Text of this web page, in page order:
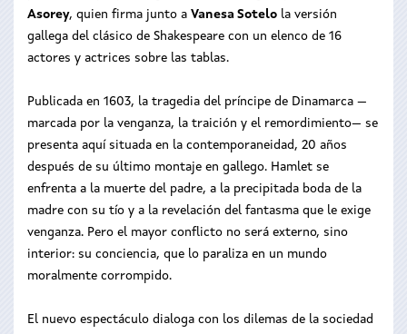
Asorey, quien firma junto a Vanesa Sotelo la versión
gallega del clásico de Shakespeare con un elenco de 16
actores y actrices sobre las tablas.
Publicada en 1603, la tragedia del príncipe de Dinamarca —
marcada por la venganza, la traición y el remordimiento— se
presenta aquí situada en la contemporaneidad, 20 años
después de su último montaje en gallego. Hamlet se
enfrenta a la muerte del padre, a la precipitada boda de la
madre con su tío y a la revelación del fantasma que le exige
venganza. Pero el mayor conflicto no será externo, sino
interior: su conciencia, que lo paraliza en un mundo
moralmente corrompido.
El nuevo espectáculo dialoga con los dilemas de la sociedad